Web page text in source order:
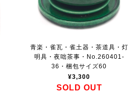
青楽・雀瓦・雀土器・茶道具・灯
明具・夜咄茶事・No.260401-
36・梱包サイズ60
¥3,300
SOLD OUT